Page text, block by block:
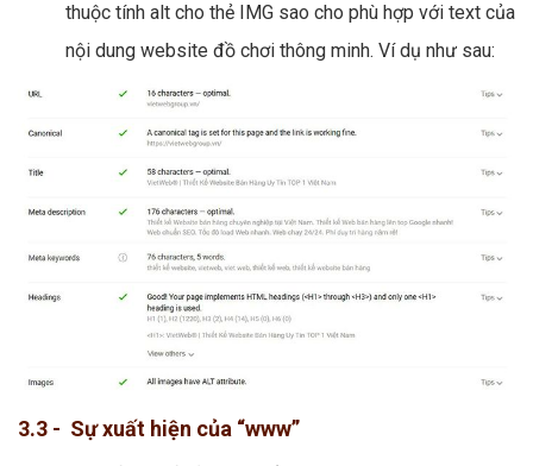
thuộc tính alt cho thẻ IMG sao cho phù hợp với text của
nội dung website đồ chơi thông minh. Ví dụ như sau:
3.3 - Sự xuất hiện của “www”